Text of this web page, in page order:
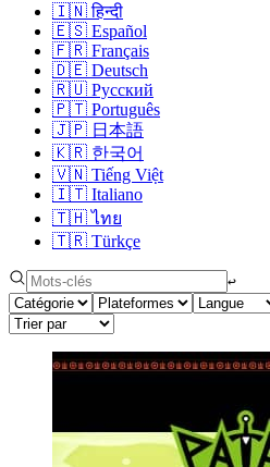
🇮🇳 हिन्दी
🇪🇸 Español
🇫🇷 Français
🇩🇪 Deutsch
🇷🇺 Русский
🇵🇹 Português
🇯🇵 日本語
🇰🇷 한국어
🇻🇳 Tiếng Việt
🇮🇹 Italiano
🇹🇭 ไทย
🇹🇷 Türkçe
↩︎